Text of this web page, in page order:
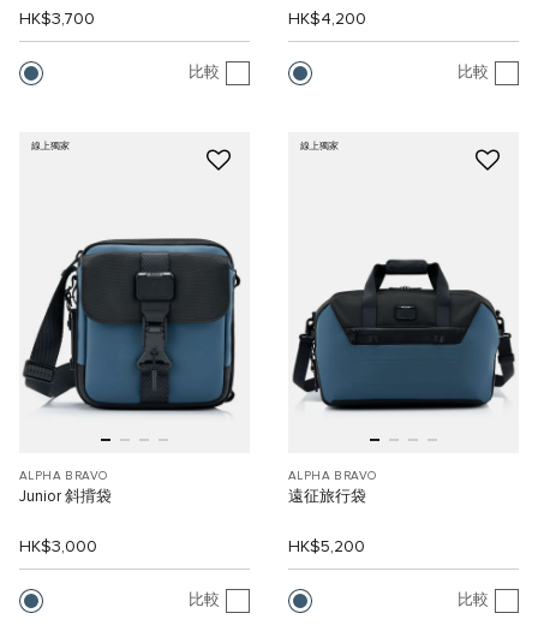
HK$3,700
比較
HK$4,200
比較
線上獨家
ALPHA BRAVO
Junior 斜揹袋
HK$3,000
比較
線上獨家
ALPHA BRAVO
遠征旅行袋
HK$5,200
比較